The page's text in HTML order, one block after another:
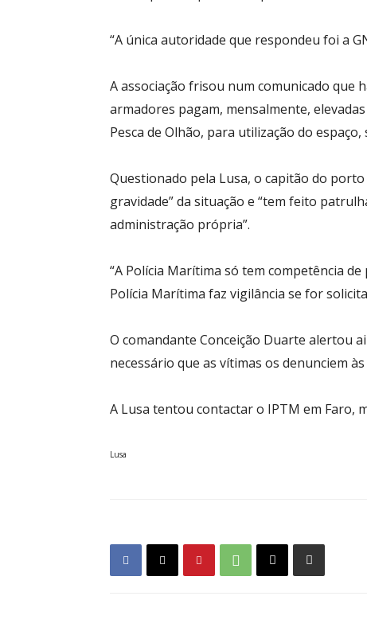
“A única autoridade que respondeu foi a
A associação frisou num comunicado que
armadores pagam, mensalmente,
Pesca de Olhão, para utilização do
Questionado pela Lusa, o capitão do
gravidade” da situação e “tem feito
administração própria”.
“A Polícia Marítima só tem competência
Polícia Marítima faz vigilância se for
O comandante Conceição Duarte alertou
necessário que as vítimas os denunciem
A Lusa tentou contactar o IPTM em Faro,
Lusa